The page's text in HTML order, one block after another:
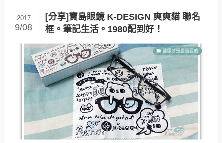
[分享]寶島眼鏡 K-DESIGN 爽爽貓 聯名
框。筆記生活。1980配到好！
2017
9/08
健康才是最重要的